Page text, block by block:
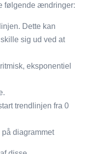
følgende ændringer:
Dette kan
sig ud ved at
eksponentiel
trendlinjen fra 0
diagrammet